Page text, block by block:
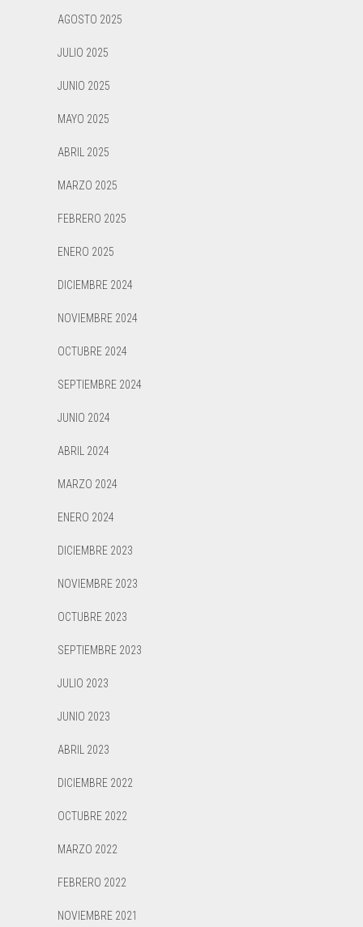
AGOSTO 2025
JULIO 2025
JUNIO 2025
MAYO 2025
ABRIL 2025
MARZO 2025
FEBRERO 2025
ENERO 2025
DICIEMBRE 2024
NOVIEMBRE 2024
OCTUBRE 2024
SEPTIEMBRE 2024
JUNIO 2024
ABRIL 2024
MARZO 2024
ENERO 2024
DICIEMBRE 2023
NOVIEMBRE 2023
OCTUBRE 2023
SEPTIEMBRE 2023
JULIO 2023
JUNIO 2023
ABRIL 2023
DICIEMBRE 2022
OCTUBRE 2022
MARZO 2022
FEBRERO 2022
NOVIEMBRE 2021